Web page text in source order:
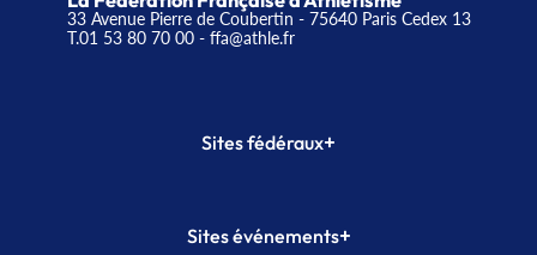
33 Avenue Pierre de Coubertin - 75640 Paris Cedex 13
T.01 53 80 70 00- ffa@athle.fr
Sites fédéraux+
Plateforme Formation
Sites événements+